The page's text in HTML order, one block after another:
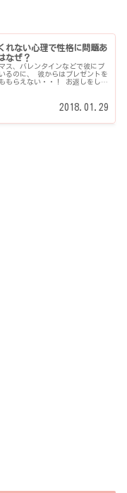
れない心理で性格に問題あ
なぜ？
ス、バレンタインなどで彼にプ
るのに、 彼からはプレゼントを
もらえない・・！ お返しをして
2018.01.29